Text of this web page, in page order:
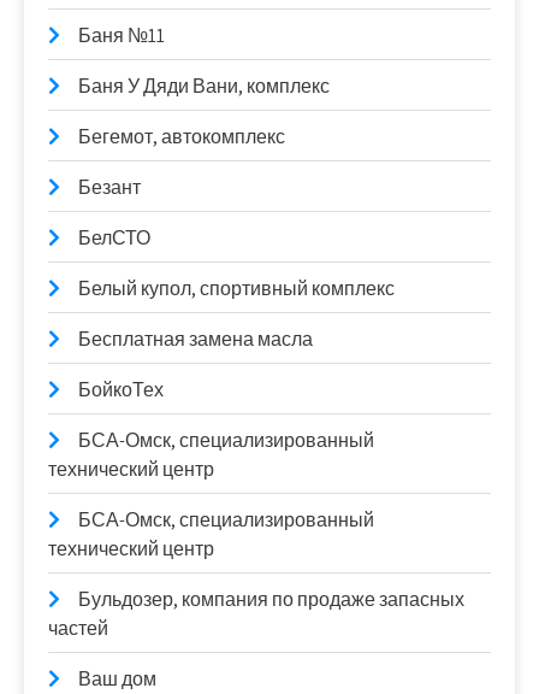
Баня №11
Баня У Дяди Вани, комплекс
Бегемот, автокомплекс
Безант
БелСТО
Белый купол, спортивный комплекс
Бесплатная замена масла
БойкоТех
БСА-Омск, специализированный
технический центр
БСА-Омск, специализированный
технический центр
Бульдозер, компания по продаже запасных
частей
Ваш дом